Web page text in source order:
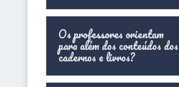
Os professores orientam
para além dos conteúdos dos
cadernos e livros?